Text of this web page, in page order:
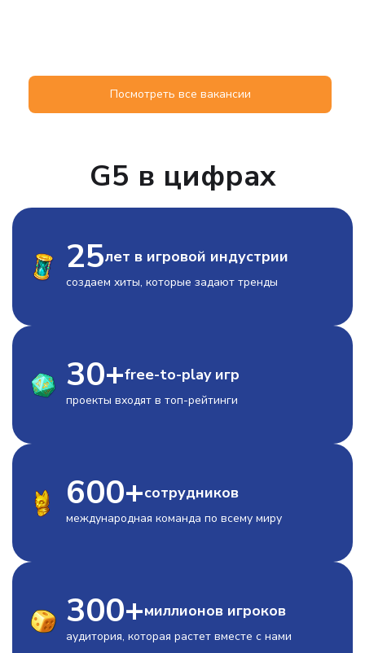
Посмотреть все вакансии
G5 в цифрах
25лет в игровой индустрии
создаем хиты, которые задают тренды
30+free-to-play игр
проекты входят в топ-рейтинги
600+сотрудников
международная команда по всему миру
300+миллионов игроков
аудитория, которая растет вместе с нами